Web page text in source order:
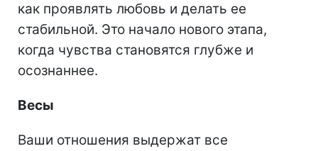
как проявлять любовь и делать ее
стабильной. Это начало нового этапа,
когда чувства становятся глубже и
осознаннее.
Весы
Ваши отношения выдержат все